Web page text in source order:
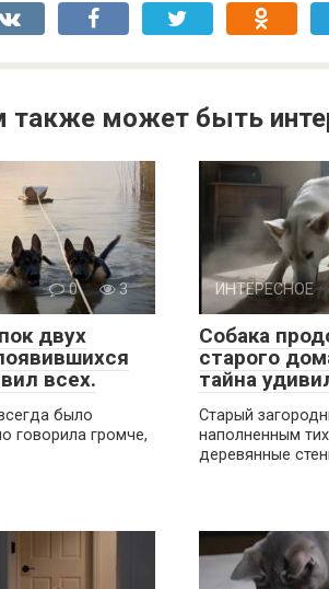
также может быть
0 3
двух
всех.
было
говорила громче,
ИНТЕРЕСНОЕ
Собака
старого
тайна
Старый
наполненным
деревянные